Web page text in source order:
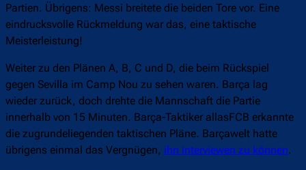
Partien. Übrigens: Messi breitete die beiden Tore vor. Eine
eindrucksvolle Rückmeldung war das, eine taktische
Meisterleistung!
Weiter zu den Plänen A, B, C und D, die beim Rückspiel
gegen Sevilla im Camp Nou zu sehen waren. Barça lag
wieder zurück, doch drehte die Mannschaft die Partie
innerhalb von 15 Minuten. Barça-Taktiker allasFCB erkannte
die zugrundeliegenden taktischen Pläne. Barçawelt hatte
übrigens einmal das Vergnügen, ihn interviewen zu können.